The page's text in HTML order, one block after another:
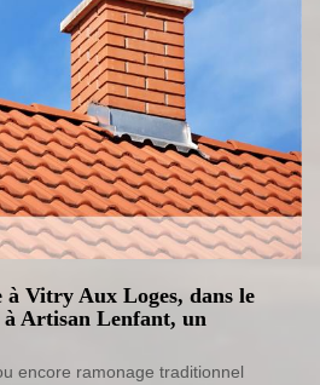
à Vitry Aux Loges, dans le
à Artisan Lenfant, un
encore ramonage traditionnel